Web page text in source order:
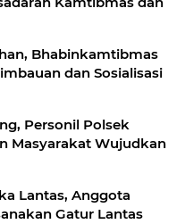
Bhabinkamtibmas
dan Sosialisasi
Personil Polsek
Masyarakat Wujudkan
Lantas, Anggota
Gatur Lantas